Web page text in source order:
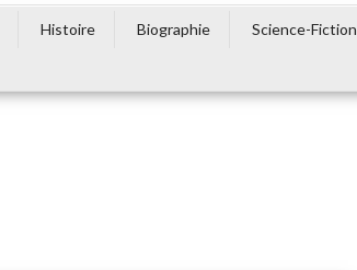
Histoire Biographie Science-Fiction